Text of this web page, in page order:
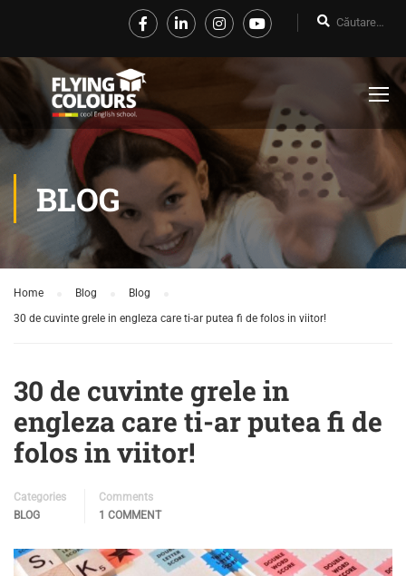
BLOG
Home Blog
Blog
30 de cuvinte grele in engleza care ti-ar putea fi de folos in viitor!
30 de cuvinte grele in
engleza care ti-ar putea fi de
folos in viitor!
Categories
BLOG
Comments
1 COMMENT